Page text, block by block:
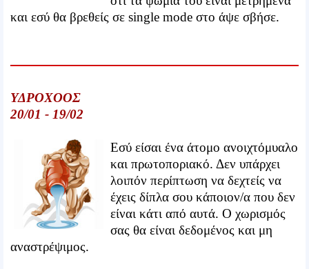
και εσύ θα βρεθείς σε single mode στο άψε σβήσε.
ΥΔΡΟΧΟΟΣ
20/01 - 19/02
Εσύ είσαι ένα άτομο ανοιχτόμυαλο
και πρωτοποριακό. Δεν υπάρχει
λοιπόν περίπτωση να δεχτείς να
έχεις δίπλα σου κάποιον/α που δεν
είναι κάτι από αυτά. Ο χωρισμός
σας θα είναι δεδομένος και μη
αναστρέψιμος.